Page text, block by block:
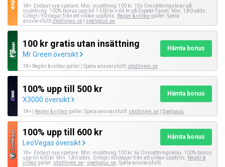
18+. Endast nya spelare. Min. insättning 100 kr. 15x Omsättningskrav på
insättning. 100% bonus upp till 1 500 kr + 64 kr på Expekt-Tipset. Min. 1,80 odds.
Giltigt i 90 dagar från att villkor uppfylls.
Regler & villkorgäller. Spela
ansvarsfullt:stodlinjen.se spelpaus.se
100 kr gratis utan insättning
Mr Green översikt
Hämta bonus
18+ Regler & villkor gäller | Spela ansvarsfullt: stödlinjen.se
100% upp till 500 kr
X3000 översikt
Hämta bonus
18+ | Regler & villkorgäller. Spela ansvarsfullt: stodlinjen.se Spelpaus
100% upp till 600 kr
LeoVegas översikt
Hämta bonus
18+. Endast nya spelare. Min. insättning 100 kr. 6x Omsättningskrav. 100% bonus
upp till 600 kr. Min. 1,80 odds. Giltigt i 60 dagar från att villkor uppfylls.
Regler &
villkorgäller. stodlinjen.se- spelpaus.se . Spela ansvarsfullt.